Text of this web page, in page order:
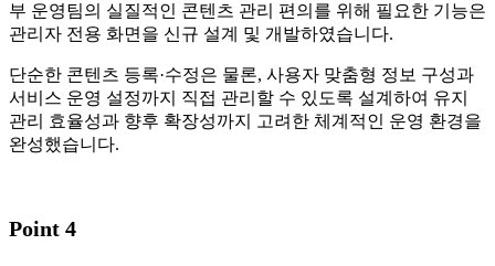
부 운영팀의 실질적인 콘텐츠 관리 편의를 위해 필요한 기능은
관리자 전용 화면을 신규 설계 및 개발하였습니다.
단순한 콘텐츠 등록·수정은 물론, 사용자 맞춤형 정보 구성과
서비스 운영 설정까지 직접 관리할 수 있도록 설계하여 유지
관리 효율성과 향후 확장성까지 고려한 체계적인 운영 환경을
완성했습니다.
Point 4